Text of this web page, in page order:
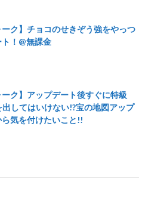
ーク】チョコのせきぞう強をやっつ
！@無課金
ーク】アップデート後すぐに特級
出してはいけない!?宝の地図アップ
気を付けたいこと!!